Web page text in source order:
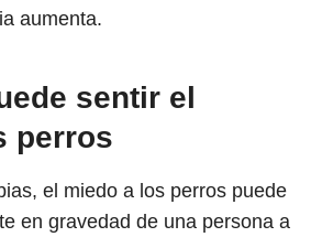
aumenta.
sentir el
perros
el miedo a los perros puede
en gravedad de una persona a